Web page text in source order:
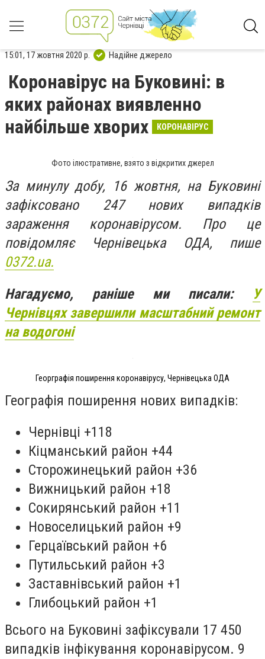
15:01, 17 жовтня 2020 р. Надійне джерело
Коронавірус на Буковині: в
яких районах виявленно
найбільше хворих
КОРОНАВІРУС
Фото ілюстративне, взято з відкритих джерел
За минулу добу, 16 жовтня, на Буковині
зафіксовано 247 нових випадків
зараження коронавірусом. Про це
повідомляє Чернівецька ОДА, пише
0372.ua.
Нагадуємо, раніше ми писали:
У
Чернівцях завершили масштабний ремонт
на водогоні
Георграфія поширення коронавірусу, Чернівецька ОДА
Географія поширення нових випадків:
Чернівці +118
Кіцманський район +44
Сторожинецький район +36
Вижницький район +18
Сокирянський район +11
Новоселицький район +9
Герцаївський район +6
Путильський район +3
Заставнівський район +1
Глибоцький район +1
Всього на Буковині зафіксували 17 450
випадків інфікування коронавірусом. 9